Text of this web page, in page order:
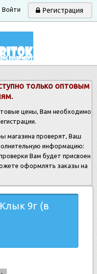
Войти Регистрация
только оптовым
цены, Вам необходимо
магазина проверят, Ваш
информацию:
Вам будет присвоен
оформлять заказы на
9г (в